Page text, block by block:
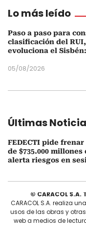
Lo más leído
Paso a paso para
clasificación del
evoluciona el
05/08/2026
Últimas
FEDECTI pide
de $735.000
alerta riesgos en
© CARACOL
CARACOL S.A. realiza
usos de las obras y
web a medios de